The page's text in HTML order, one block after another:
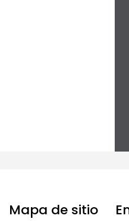
Mapa de sitio